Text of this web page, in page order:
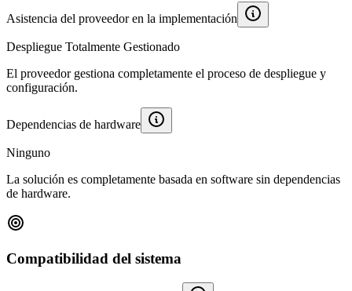
Asistencia del proveedor en la implementación
Despliegue Totalmente Gestionado
El proveedor gestiona completamente el proceso de despliegue y
configuración.
Dependencias de hardware
Ninguno
La solución es completamente basada en software sin dependencias
de hardware.
Compatibilidad del sistema